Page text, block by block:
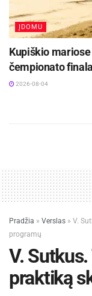
ĮDOMU
Kupiškio
čempionato
2026-08-04
Pradžia » Verslas » V.
programų
V.
praktiką